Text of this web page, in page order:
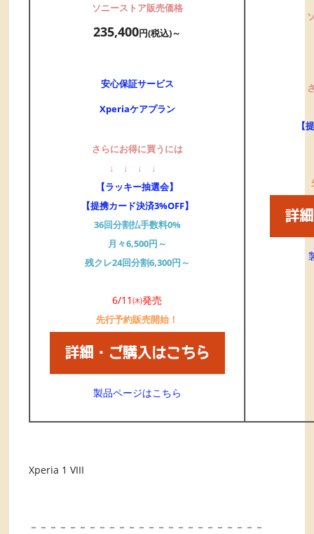
ソニーストア販売価格
235,400円(税込)～
安心保証サービス
Xperiaケアプラン
さらにお得に買うには
↓
↓ ↓
↓
【ラッキー抽選会】
【提携カード決済3%OFF】
36回分割払手数料0%
月々6,500円～
残クレ24回分割6,300円～
6/11㈭発売
先行予約販売開始！
製品ページはこちら
【
Xperia 1 VIII
－－－－－－－－－－－－－－－－－－－－－－－－